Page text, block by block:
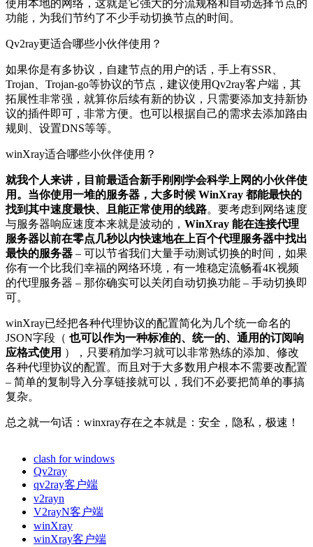
使用本地的网络，这就是它强大的分流规格和自动选择节点的
功能，为我们节约了不少手动切换节点的时间。
Qv2ray更适合哪些小伙伴使用？
如果你是有多协议，自建节点的用户的话，手上有SSR、
Trojan、Trojan-go等协议的节点，建议使用Qv2ray客户端，其
拓展性非常强，就算你后续有新的协议，只需要添加支持新协
议的插件即可，非常方便。也可以根据自己的需求去添加路由
规则、设置DNS等等。
winXray适合哪些小伙伴使用？
就我个人来讲，目前最适合新手刚刚学会科学上网的小伙伴使
用。当你使用一堆的服务器，大多时候 WinXray 都能最快的
找到其中速度最快、且能正常使用的线路。要考虑到网络速度
与服务器响应速度本来就是波动的， WinXray 能在连接代理
服务器以前在零点几秒以内快速地在上百个代理服务器中找出
最快的服务器 – 可以节省我们大量手动测试切换的时间，如果
你有一个比我们幸福的网络环境，有一堆稳定流畅看4K视频
的代理服务器 – 那你确实可以关闭自动切换功能 – 手动切换即
可。
winXray已经把各种代理协议的配置简化为几个统一命名的
JSON字段（ 也可以作为一种标准的、统一的、通用的订阅响
应格式使用 ），只要稍加学习就可以非常熟练的添加、修改
各种代理协议的配置。而且对于大多数用户根本不需要改配置
– 简单的复制导入分享链接就可以，我们不必要把简单的事搞
复杂。
总之就一句话：winxray存在之本就是：安全，隐私，极速！
clash for windows
Qv2ray
qv2ray客户端
v2rayn
V2rayN客户端
winXray
winXray客户端